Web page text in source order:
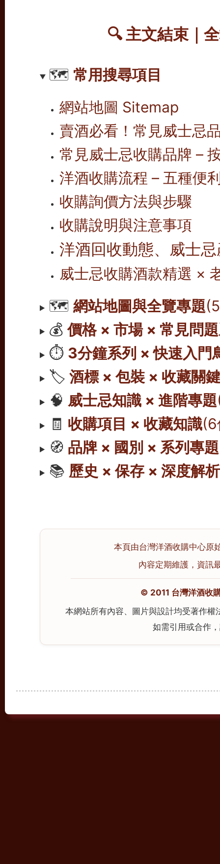
🔍 主文結束｜
🗺️ 常用搜尋項目
網站地圖 Sitemap
賣酒必看！常見威士忌
常見威士忌收購品牌 –
洋酒收購流程 – 五種便
收購詢價方法與步驟
收購說明與注意事項
洋酒回收動態、威士
威士忌收購酒款精選 ×
🗺️網站地圖與全覽專題
💰價格 × 市場 × 常見問
⏱️ 3分鐘系列 × 快速入門
🏷️酒標 × 包裝 × 收藏關
🧠 威士忌知識 × 進階專題
🧾 收購項目 × 收藏知識
🧭 品牌 × 國別 × 系列專題
📚 歷史 × 保存 × 深度解析
本頁由台灣洋酒收購中心原
內容定期維護，資訊
© 2011 台灣洋酒收
本網站所有內容、圖片與設計均受著作
如需引用或合作